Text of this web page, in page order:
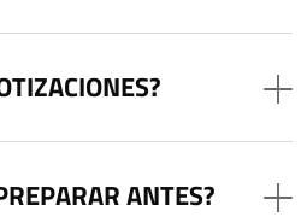
ANTES?